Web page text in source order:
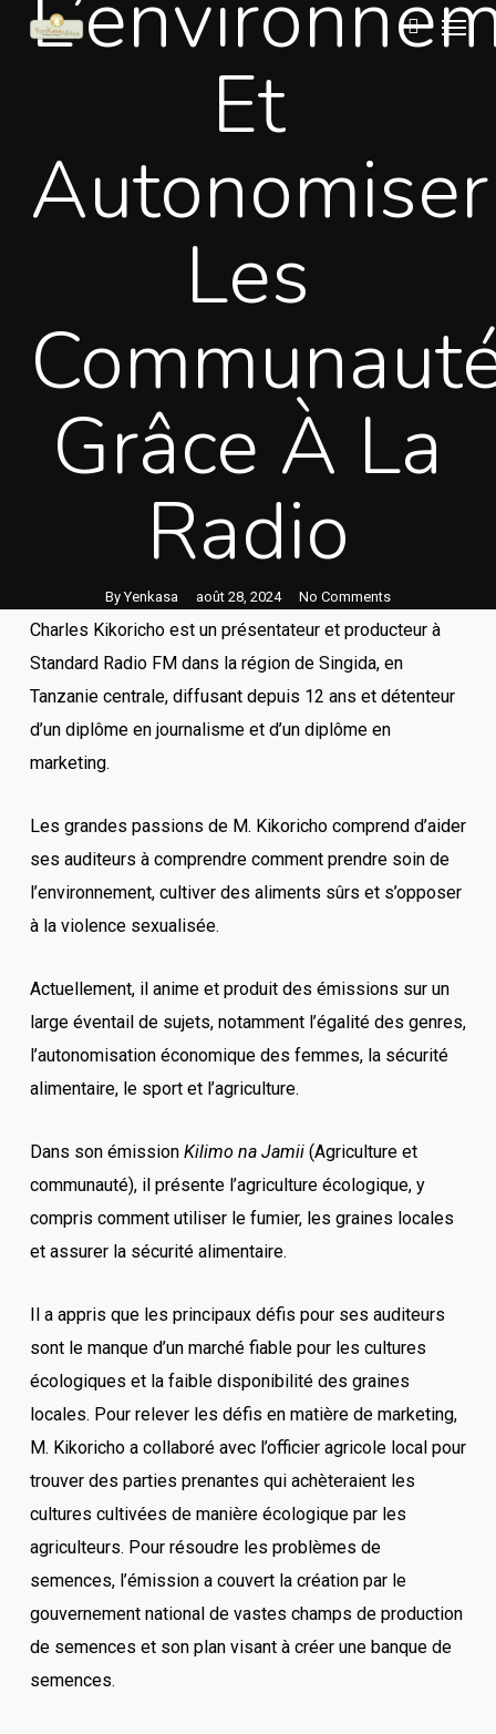
Skip
search
Menu
Et
Autonomiser
Les
Grâce À La
Radio
By Yenkasa août 28, 2024 No Comments
Charles Kikoricho est un présentateur et producteur à
Standard Radio FM dans la région de Singida, en
Tanzanie centrale, diffusant depuis 12 ans et détenteur
d’un diplôme en journalisme et d’un diplôme en
marketing.
Les grandes passions de M. Kikoricho comprend d’aider
ses auditeurs à comprendre comment prendre soin de
l’environnement, cultiver des aliments sûrs et s’opposer
à la violence sexualisée.
Actuellement, il anime et produit des émissions sur un
large éventail de sujets, notamment l’égalité des genres,
l’autonomisation économique des femmes, la sécurité
alimentaire, le sport et l’agriculture.
Dans son émissionKilimo na Jamii (Agriculture et
communauté), il présente l’agriculture écologique, y
compris comment utiliser le fumier, les graines locales
et assurer la sécurité alimentaire.
Il a appris que les principaux défis pour ses auditeurs
sont le manque d’un marché fiable pour les cultures
écologiques et la faible disponibilité des graines
locales. Pour relever les défis en matière de marketing,
M. Kikoricho a collaboré avec l’officier agricole local pour
trouver des parties prenantes qui achèteraient les
cultures cultivées de manière écologique par les
agriculteurs. Pour résoudre les problèmes de
semences, l’émission a couvert la création par le
gouvernement national de vastes champs de production
de semences et son plan visant à créer une banque de
semences.